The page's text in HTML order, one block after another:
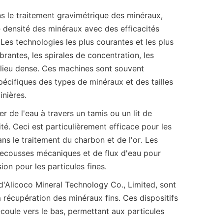
le traitement gravimétrique des minéraux,
des minéraux avec des efficacités
technologies les plus courantes et les plus
les spirales de concentration, les
dense. Ces machines sont souvent
des types de minéraux et des tailles
de l'eau à travers un tamis ou un lit de
Ceci est particulièrement efficace pour les
le traitement du charbon et de l'or. Les
mécaniques et de flux d'eau pour
Mineral Technology Co., Limited, sont
des minéraux fins. Ces dispositifs
vers le bas, permettant aux particules